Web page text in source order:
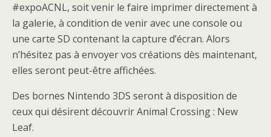
#expoACNL, soit venir le faire imprimer directement à
la galerie, à condition de venir avec une console ou
une carte SD contenant la capture d’écran. Alors
n’hésitez pas à envoyer vos créations dès maintenant,
elles seront peut-être affichées.
Des bornes Nintendo 3DS seront à disposition de
ceux qui désirent découvrir Animal Crossing : New
Leaf.